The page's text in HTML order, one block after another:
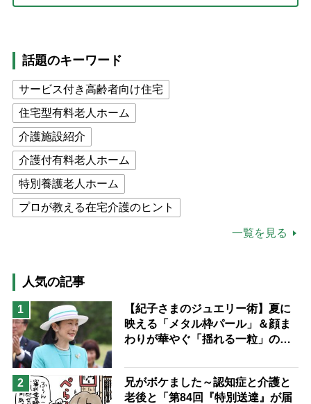
話題のキーワード
サービス付き高齢者向け住宅
住宅型有料老人ホーム
介護施設紹介
介護付有料老人ホーム
特別養護老人ホーム
プロが教える在宅介護のヒント
猫が母になつきません
息子の遠距離介護サバイバル術
兄がボケました
便利なサービス
予防法
一覧を見る
人気の記事
1
【紀子さまのジュエリー術】夏に
映える「メタル枠パール」＆顔ま
わりが華やぐ「揺れる一粒」の使
2
兄がボケました～認知症と介護と
老後と「第84回『特別送達』が届